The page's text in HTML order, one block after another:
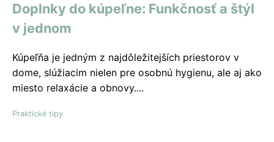
Doplnky do kúpeľne: Funkčnosť a štýl
v jednom
Kúpeľňa je jedným z najdôležitejších priestorov v
dome, slúžiacim nielen pre osobnú hygienu, ale aj ako
miesto relaxácie a obnovy....
Praktické tipy